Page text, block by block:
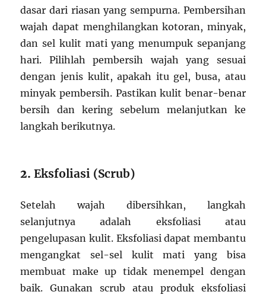
dasar dari riasan yang sempurna. Pembersihan
wajah dapat menghilangkan kotoran, minyak,
dan sel kulit mati yang menumpuk sepanjang
hari. Pilihlah pembersih wajah yang sesuai
dengan jenis kulit, apakah itu gel, busa, atau
minyak pembersih. Pastikan kulit benar-benar
bersih dan kering sebelum melanjutkan ke
langkah berikutnya.
2.Eksfoliasi (Scrub)
Setelah wajah dibersihkan, langkah
selanjutnya adalah eksfoliasi atau
pengelupasan kulit. Eksfoliasi dapat membantu
mengangkat sel-sel kulit mati yang bisa
membuat make up tidak menempel dengan
baik. Gunakan scrub atau produk eksfoliasi